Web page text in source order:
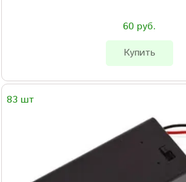
60 руб.
Купить
83 шт